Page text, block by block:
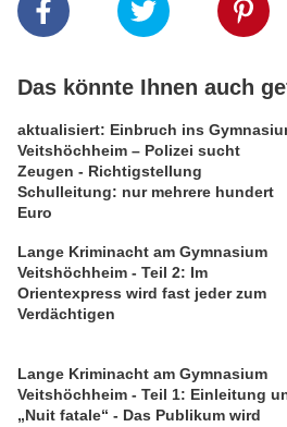
Das könnte Ihnen auch
aktualisiert: Einbruch ins
Veitshöchheim – Polizei sucht
Zeugen - Richtigstellung
Schulleitung: nur mehrere hundert
Euro
Lange Kriminacht am Gymnasium
Veitshöchheim - Teil 2: Im
Orientexpress wird fast jeder zum
Verdächtigen
Lange Kriminacht am Gymnasium
Veitshöchheim - Teil 1: Einleitung
„Nuit fatale“ - Das Publikum wird